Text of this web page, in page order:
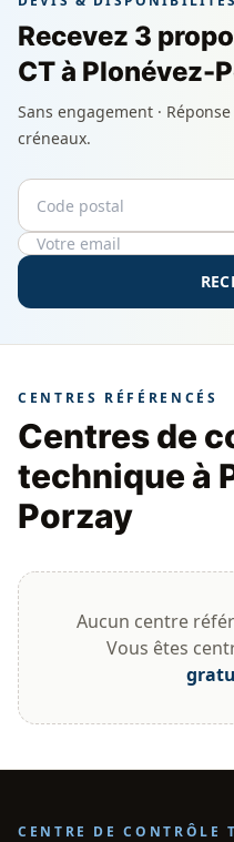
Recevez 3
CT à Plonévez-
Sans engagement ·
créneaux.
Code postal
Email
CENTRES RÉFÉRENCÉS
Centres de
technique à
Porzay
Aucun centre
Vous êtes
CENTRE DE CONTRÔLE